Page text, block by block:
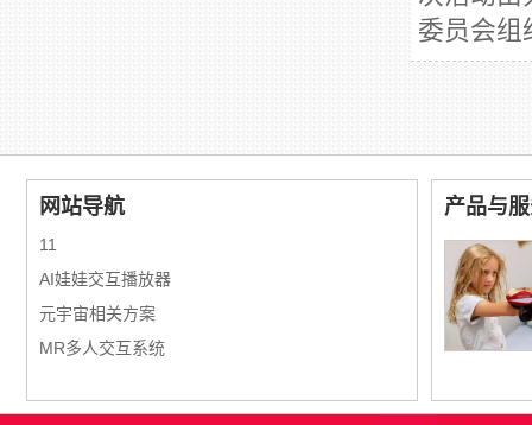
委员会组
网站导航
11
AI娃娃交互播放器
元宇宙相关方案
MR多人交互系统
产品与